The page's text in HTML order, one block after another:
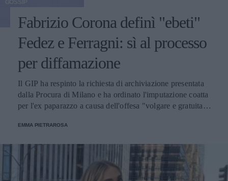
Fabrizio Corona definì "ebeti"
Fedez e Ferragni: sì al processo
per diffamazione
Il GIP ha respinto la richiesta di archiviazione presentata
dalla Procura di Milano e ha ordinato l'imputazione coatta
per l'ex paparazzo a causa dell'offesa "volgare e gratuita" e
EMMA PIETRAROSA